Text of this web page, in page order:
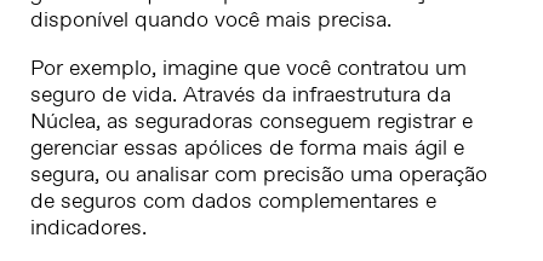
disponível quando você mais precisa.
Por exemplo, imagine que você contratou um
seguro de vida. Através da infraestrutura da
Núclea, as seguradoras conseguem registrar e
gerenciar essas apólices de forma mais ágil e
segura, ou analisar com precisão uma operação
de seguros com dados complementares e
indicadores.